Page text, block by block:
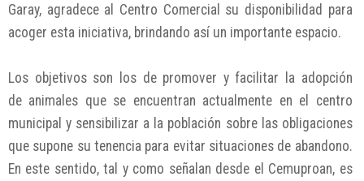
Garay, agradece al Centro Comercial su disponibilidad para
acoger esta iniciativa, brindando así un importante espacio.
Los objetivos son los de promover y facilitar la adopción
de animales que se encuentran actualmente en el centro
municipal y sensibilizar a la población sobre las obligaciones
que supone su tenencia para evitar situaciones de abandono.
En este sentido, tal y como señalan desde el Cemuproan, es